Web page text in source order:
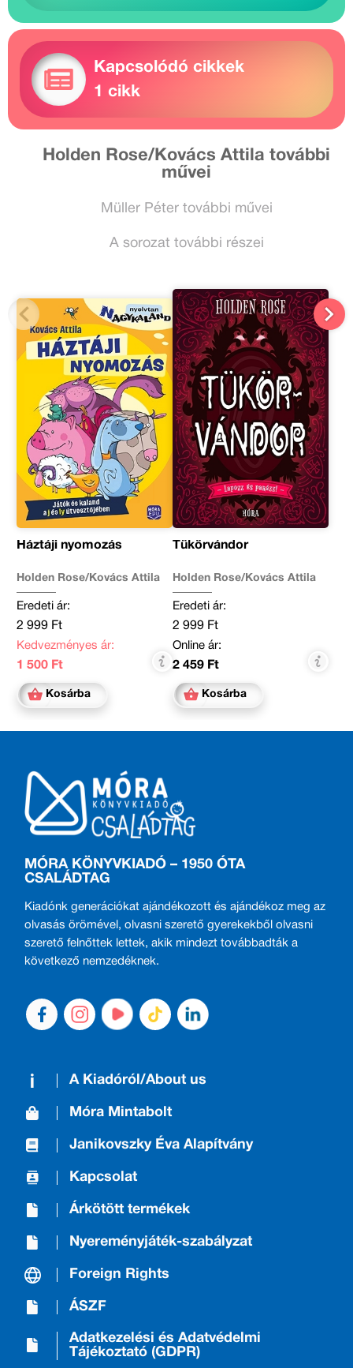
Kapcsolódó cikkek
1 cikk
Holden Rose/Kovács Attila további
művei
Müller Péter további művei
A sorozat további részei
Háztáji nyomozás
Holden Rose/Kovács Attila
Eredeti ár:
2 999 Ft
Kedvezményes ár:
1 500 Ft
Kosárba
Tükörvándor
Holden Rose/Kovács Attila
Eredeti ár:
2 999 Ft
Online ár:
2 459 Ft
Kosárba
MÓRA KÖNYVKIADÓ – 1950 ÓTA
CSALÁDTAG
Kiadónk generációkat ajándékozott és ajándékoz meg az
olvasás örömével, olvasni szerető gyerekekből olvasni
szerető felnőttek lettek, akik mindezt továbbadták a
következő nemzedéknek.
A Kiadóról/About us
Móra Mintabolt
Janikovszky Éva Alapítvány
Kapcsolat
Árkötött termékek
Nyereményjáték-szabályzat
Foreign Rights
ÁSZF
Adatkezelési és Adatvédelmi
Tájékoztató (GDPR)